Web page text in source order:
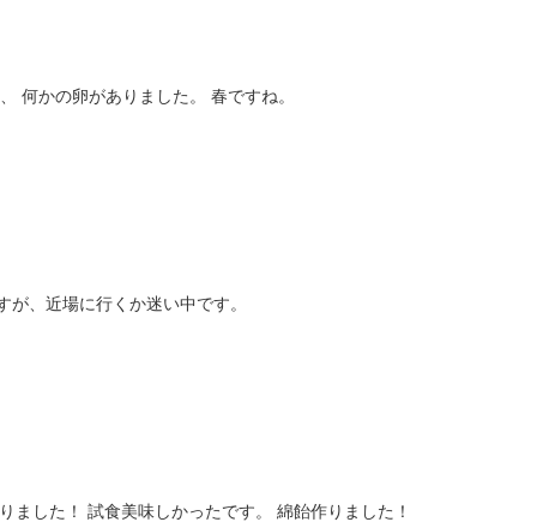
何かの卵がありました。 春ですね。
、近場に行くか迷い中です。
した！ 試食美味しかったです。 綿飴作りました！